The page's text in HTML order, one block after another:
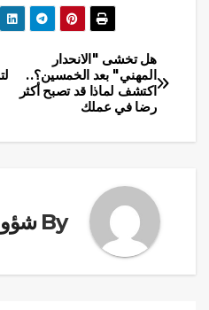
تصفّح
المقالات
هل تخشى "الانحدار
المهني" بعد الخمسين؟..
اكتشف لماذا قد تصبح أكثر
رضا في عملك
By